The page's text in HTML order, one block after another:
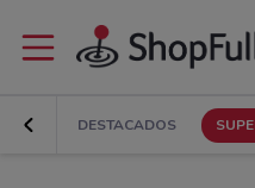
DESTACADOS